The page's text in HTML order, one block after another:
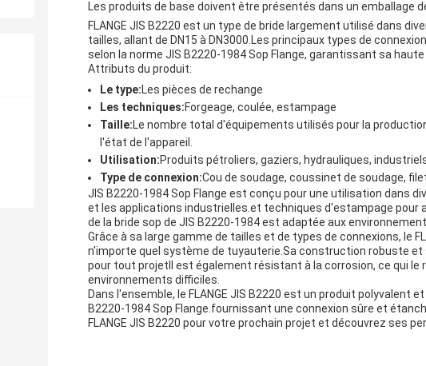
Les produits de base doivent être présentés dans un emballage
FLANGE JIS B2220 est un type de bride largement utilisé dans
tailles, allant de DN15 à DN3000.Les principaux types de
selon la norme JIS B2220-1984 Sop Flange, garantissant sa
Attributs du produit:
Le type:Les pièces de rechange
Les techniques:Forgeage, coulée, estampage
Taille:Le nombre total d'équipements utilisés pour la
l'état de l'appareil.
Utilisation:Produits pétroliers, gaziers, hydrauliques,
Type de connexion:Cou de soudage, coussinet de soudage,
JIS B2220-1984 Sop Flange est conçu pour une utilisation dans
et les applications industrielles.et techniques d'estampage pour
de la bride sop de JIS B2220-1984 est adaptée aux
Grâce à sa large gamme de tailles et de types de connexions, le
n'importe quel système de tuyauterie.Sa construction robuste
pour tout projetIl est également résistant à la corrosion, ce qui le
environnements difficiles.
Dans l'ensemble, le FLANGE JIS B2220 est un produit polyvalent
B2220-1984 Sop Flange.fournissant une connexion sûre et
FLANGE JIS B2220 pour votre prochain projet et découvrez ses